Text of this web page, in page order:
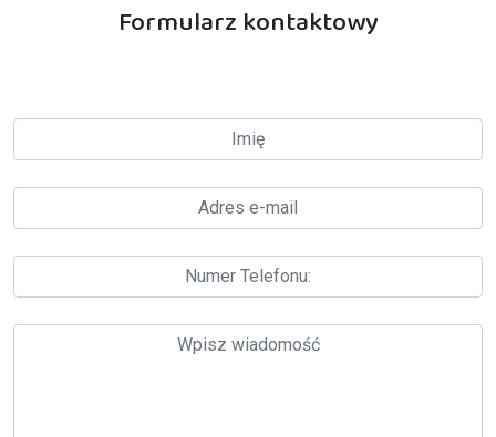
Formularz kontaktowy